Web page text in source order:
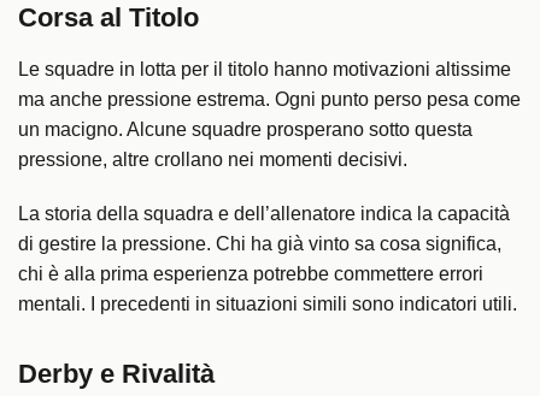
Corsa al Titolo
Le squadre in lotta per il titolo hanno motivazioni altissime
ma anche pressione estrema. Ogni punto perso pesa come
un macigno. Alcune squadre prosperano sotto questa
pressione, altre crollano nei momenti decisivi.
La storia della squadra e dell’allenatore indica la capacità
di gestire la pressione. Chi ha già vinto sa cosa significa,
chi è alla prima esperienza potrebbe commettere errori
mentali. I precedenti in situazioni simili sono indicatori utili.
Derby e Rivalità